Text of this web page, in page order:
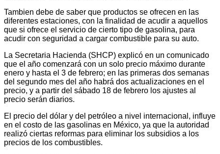
Tambien debe de saber que productos se ofrecen en las
diferentes estaciones, con la finalidad de acudir a aquellos
que si ofrece el servicio de cierto tipo de gasolina, para
acudir con seguridad a cargar combustible para su auto.
La Secretaria Hacienda (SHCP) explicó en un comunicado
que el año comenzará con un solo precio máximo durante
enero y hasta el 3 de febrero; en las primeras dos semanas
del segundo mes del año habrá dos actualizaciones en el
precio, y a partir del sábado 18 de febrero los ajustes al
precio serán diarios.
El precio del dólar y del petróleo a nivel internacional, influye
en el costo de las gasolinas en México, ya que la autoridad
realizó ciertas reformas para eliminar los subsidios a los
precios de los combustibles.